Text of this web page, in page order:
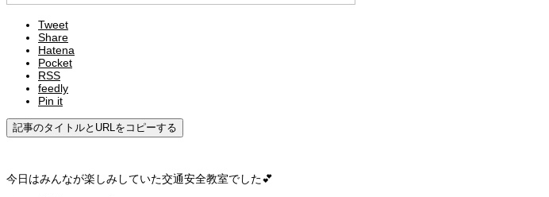
Tweet
Share
Hatena
Pocket
RSS
feedly
Pin it
記事のタイトルとURLをコピーする
今日はみんなが楽しみしていた交通安全教室でした💕